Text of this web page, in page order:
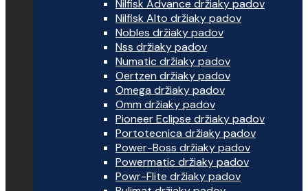
Nilfisk Advance držiaky padov
Nilfisk Alto držiaky padov
Nobles držiaky padov
Nss držiaky padov
Numatic držiaky padov
Oertzen držiaky padov
Omega držiaky padov
Omm držiaky padov
Pioneer Eclipse držiaky padov
Portotecnica držiaky padov
Power-Boss držiaky padov
Powermatic držiaky padov
Powr-Flite držiaky padov